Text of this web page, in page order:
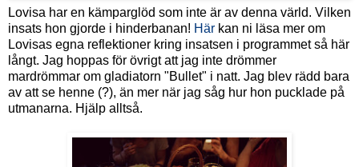
Lovisa har en kämparglöd som inte är av denna värld. Vilken
insats hon gjorde i hinderbanan! Här kan ni läsa mer om
Lovisas egna reflektioner kring insatsen i programmet så här
långt. Jag hoppas för övrigt att jag inte drömmer
mardrömmar om gladiatorn "Bullet" i natt. Jag blev rädd bara
av att se henne (?), än mer när jag såg hur hon pucklade på
utmanarna. Hjälp alltså.